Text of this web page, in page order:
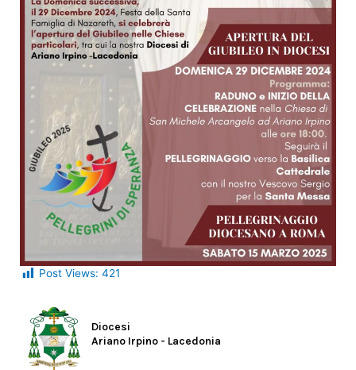
Post Views: 421
Diocesi
Ariano Irpino - Lacedonia